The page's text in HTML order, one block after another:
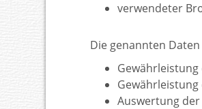
verwendeter
Die genannten
Auswertung